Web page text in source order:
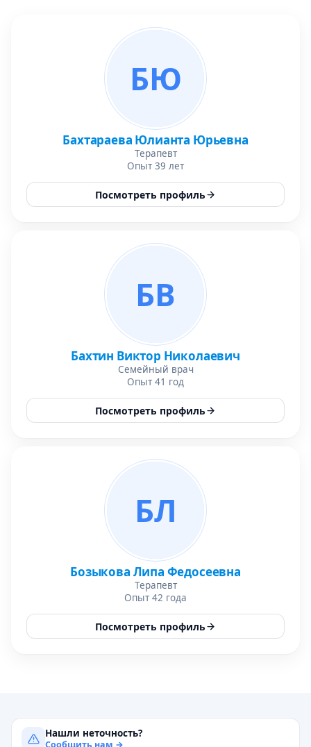
БЮ
Бахтараева Юлианта Юрьевна
Терапевт
Опыт 39 лет
Посмотреть профиль
БВ
Бахтин Виктор Николаевич
Семейный врач
Опыт 41 год
Посмотреть профиль
БЛ
Бозыкова Липа Федосеевна
Терапевт
Опыт 42 года
Посмотреть профиль
Нашли неточность?
Сообщить нам →